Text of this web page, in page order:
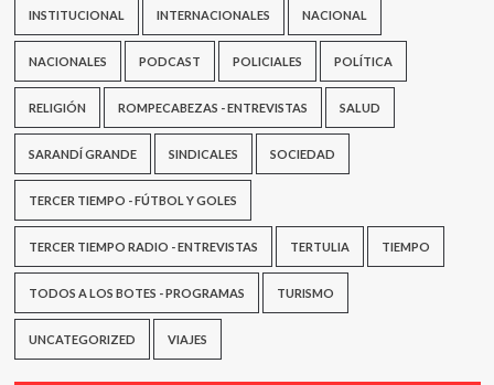
INSTITUCIONAL INTERNACIONALES NACIONAL
NACIONALES PODCAST POLICIALES POLÍTICA
RELIGIÓN ROMPECABEZAS - ENTREVISTAS SALUD
SARANDÍ GRANDE SINDICALES SOCIEDAD
TERCER TIEMPO - FÚTBOL Y GOLES
TERCER TIEMPO RADIO - ENTREVISTAS TERTULIA TIEMPO
TODOS A LOS BOTES - PROGRAMAS TURISMO
UNCATEGORIZED VIAJES